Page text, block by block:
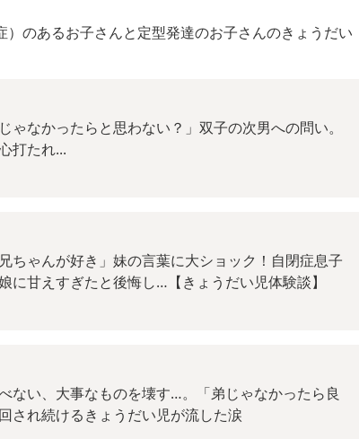
）のあるお子さんと定型発達のお子さんのきょうだい
ゃなかったらと思わない？」双子の次男への問い。
打たれ...
ちゃんが好き」妹の言葉に大ショック！自閉症息子
に甘えすぎたと後悔し…【きょうだい児体験談】
ない、大事なものを壊す…。「弟じゃなかったら良
され続けるきょうだい児が流した涙